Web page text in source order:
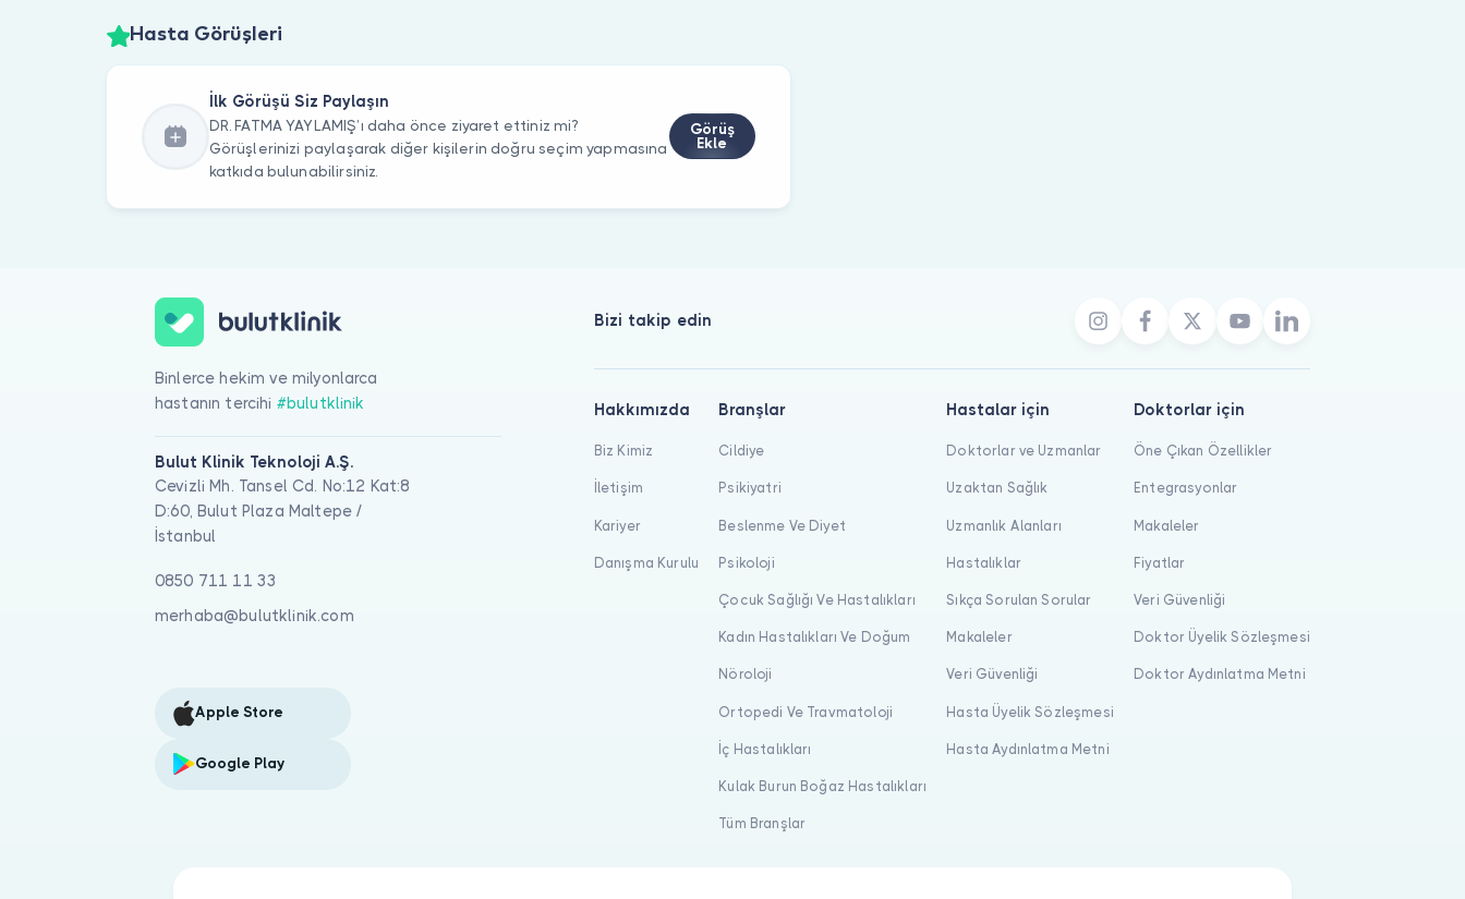
Hasta Görüşleri
İlk Görüşü Siz Paylaşın
DR. FATMA YAYLAMIŞ’ı daha önce ziyaret ettiniz mi?
Görüşlerinizi paylaşarak diğer kişilerin doğru seçim yapmasına
katkıda bulunabilirsiniz.
Görüş
Ekle
Binlerce hekim ve milyonlarca
hastanın tercihi #bulutklinik
Bulut Klinik Teknoloji A.Ş.
Cevizli Mh. Tansel Cd. No:12 Kat:8
D:60, Bulut Plaza Maltepe /
İstanbul
0850 711 11 33
merhaba@bulutklinik.com
Apple Store
Google Play
Bizi takip edin
Hakkımızda
Biz Kimiz
İletişim
Kariyer
Danışma Kurulu
Branşlar
Cildiye
Psikiyatri
Beslenme Ve Diyet
Psikoloji
Çocuk Sağlığı Ve Hastalıkları
Kadın Hastalıkları Ve Doğum
Nöroloji
Ortopedi Ve Travmatoloji
İç Hastalıkları
Kulak Burun Boğaz Hastalıkları
Tüm Branşlar
Hastalar için
Doktorlar ve Uzmanlar
Uzaktan Sağlık
Uzmanlık Alanları
Hastalıklar
Sıkça Sorulan Sorular
Makaleler
Veri Güvenliği
Hasta Üyelik Sözleşmesi
Hasta Aydınlatma Metni
Doktorlar için
Öne Çıkan Özellikler
Entegrasyonlar
Makaleler
Fiyatlar
Veri Güvenliği
Doktor Üyelik Sözleşmesi
Doktor Aydınlatma Metni